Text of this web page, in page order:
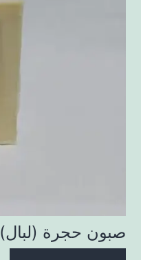
صبون حجرة (لبال)